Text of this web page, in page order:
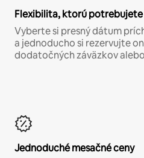
Flexibilita, ktorú potrebujete
Vyberte si presný dátum
a jednoducho si rezervujte
dodatočných záväzkov
Jednoduché mesačné ceny